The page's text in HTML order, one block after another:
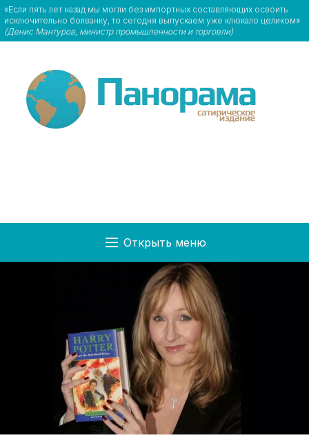
«Если пять лет назад мы могли без импортных составляющих освоить
исключительно болванку, то сегодня выпускаем уже клюкало целиком»
(Денис Мантуров, министр промышленности и торговли)
Открыть меню